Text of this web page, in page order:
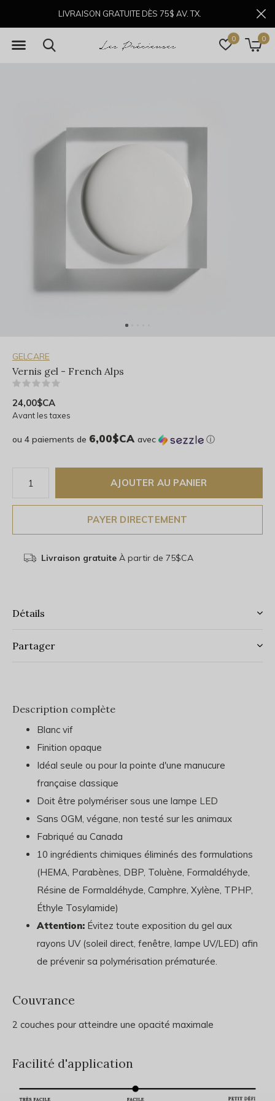
0 0
LIVRAISON GRATUITE DÈS 75$ AV. TX.
GELCARE
Vernis gel - French Alps
24,00$CA
Avant les taxes
ou 4 paiements de 6,00$CA avec ⓘ
AJOUTER AU PANIER
PAYER DIRECTEMENT
Livraison gratuiteÀ partir de 75$CA
Détails
Partager
Description complète
Blanc vif
Finition opaque
Idéal seule ou pour la pointe d'une manucure
française classique
Doit être polymériser sous une lampe LED
Sans OGM, végane, non testé sur les animaux
Fabriqué au Canada
10 ingrédients chimiques éliminés des formulations
(HEMA, Parabènes, DBP, Toluène, Formaldéhyde,
Résine de Formaldéhyde, Camphre, Xylène, TPHP,
Éthyle Tosylamide)
Attention: Évitez toute exposition du gel aux
rayons UV (soleil direct, fenêtre, lampe UV/LED) afin
de prévenir sa polymérisation prématurée.
Couvrance
2 couches pour atteindre une opacité maximale
Facilité d'application